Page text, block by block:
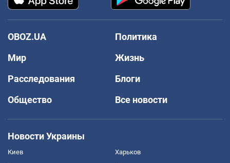
OBOZ.UA
Политика
Мир
Жизнь
Расследования
Блоги
Общество
Все новости
Новости Украины
Киев Харьков